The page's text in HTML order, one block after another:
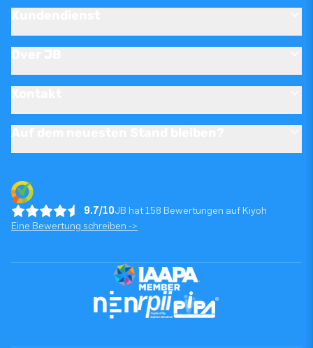
9.7/10JB hat 158 Bewertungen auf Kiyoh
Eine Bewertung schreiben ->